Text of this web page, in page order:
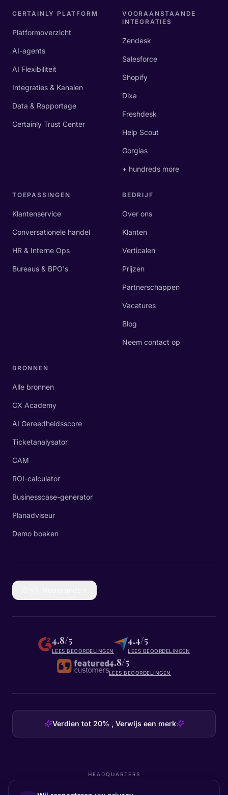
CERTAINLY PLATFORM
Platformoverzicht
AI-agents
AI Flexibiliteit
Integraties & Kanalen
Data & Rapportage
Certainly Trust Center
VOORAANSTAANDE
INTEGRATIES
Zendesk
Salesforce
Shopify
Dixa
Freshdesk
Help Scout
Gorgias
+ hundreds more
TOEPASSINGEN
Klantenservice
Conversationele handel
HR & Interne Ops
Bureaus & BPO's
BEDRIJF
Over ons
Klanten
Verticalen
Prijzen
Partnerschappen
Vacatures
Blog
Neem contact op
BRONNEN
Alle bronnen
CX Academy
AI Gereedheidsscore
Ticketanalysator
CAM
ROI-calculator
Businesscase-generator
Planadviseur
Demo boeken
4.8/5
LEES BEOORDELINGEN
4.4/5
LEES BEOORDELINGEN
4.8/5
LEES BEOORDELINGEN
Verdien tot 20% , Verwijs een merk
HEADQUARTERS